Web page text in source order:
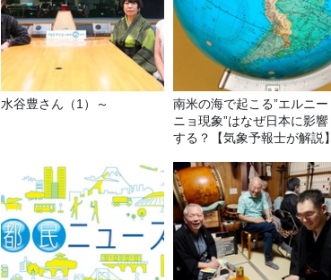
水谷豊さん（1）～
南米の海で起こる”エルニー
ニョ現象”はなぜ日本に影響
する？【気象予報士が解説】